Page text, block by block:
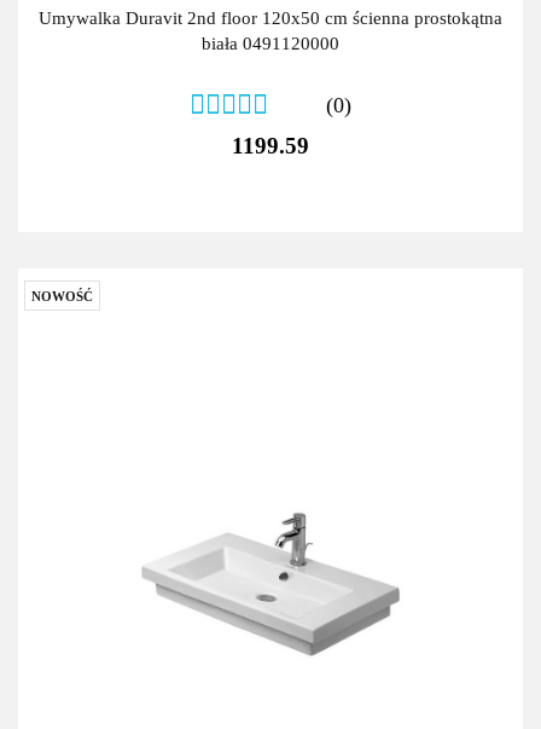
Umywalka Duravit 2nd floor 120x50 cm ścienna prostokątna
biała 0491120000
(0)
1199.59
NOWOŚĆ